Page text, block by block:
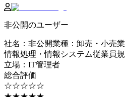
非公開のユーザー
社名 ： 非公開業種 ： 卸売・小売
情報処理・情報システム従業員
立場 ： IT管理者
総合評価
☆☆☆☆☆